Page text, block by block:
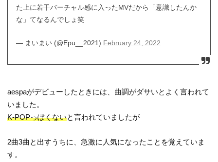
た上に若干バーチャル感に入ったMVだから「意識したんか
な」てなるんでしょ笑
— まいまい (@Epu__2021) February 24, 2022
aespaがデビューしたときには、曲調がダサいとよく言われて
いました。
K-POPっぽくないと言われていましたが
2曲3曲と出すうちに、急激に人気になったことを覚えていま
す。